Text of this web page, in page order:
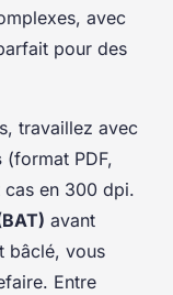
avec
pour des
travaillez avec
(format PDF,
cas en 300 dpi.
avant
bâclé, vous
Entre